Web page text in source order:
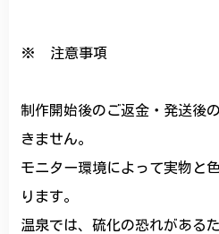
※ 注意事項
制作開始後のご返金・発送後
きません。
モニター環境によって実物と
ります。
温泉では、硫化の恐れがある